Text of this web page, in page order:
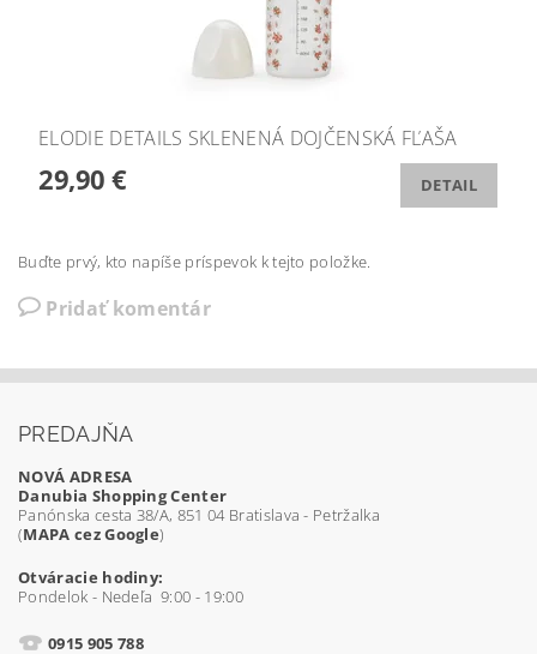
ELODIE DETAILS SKLENENÁ DOJČENSKÁ FĽAŠA
29,90 € DETAIL
Buďte prvý, kto napíše príspevok k tejto položke.
Pridať komentár
PREDAJŇA
NOVÁ ADRESA
Danubia Shopping Center
Panónska cesta 38/A, 851 04 Bratislava - Petržalka
(MAPA cez Google)
Otváracie hodiny:
Pondelok - Nedeľa 9:00 - 19:00
0915 905 788